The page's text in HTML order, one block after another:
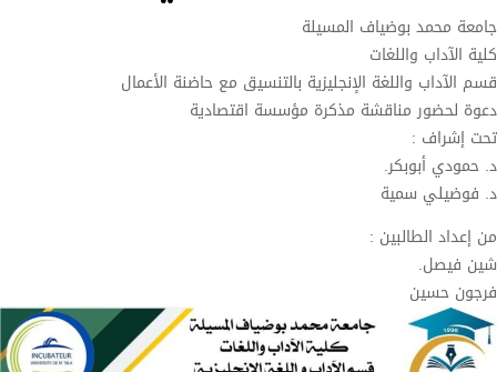
جامعة محمد بوضياف المسيلة
كلية الآداب واللغات
قسم الآداب واللغة الإنجليزية بالتنسيق مع حاضنة الأعمال
دعوة لحضور مناقشة مذكرة مؤسسة اقتصادية
تحت إشراف :
د. حمودي أبوبكر.
د. فوضيلي سمية
من إعداد الطالبين :
شين فيصل.
فرجون حسين